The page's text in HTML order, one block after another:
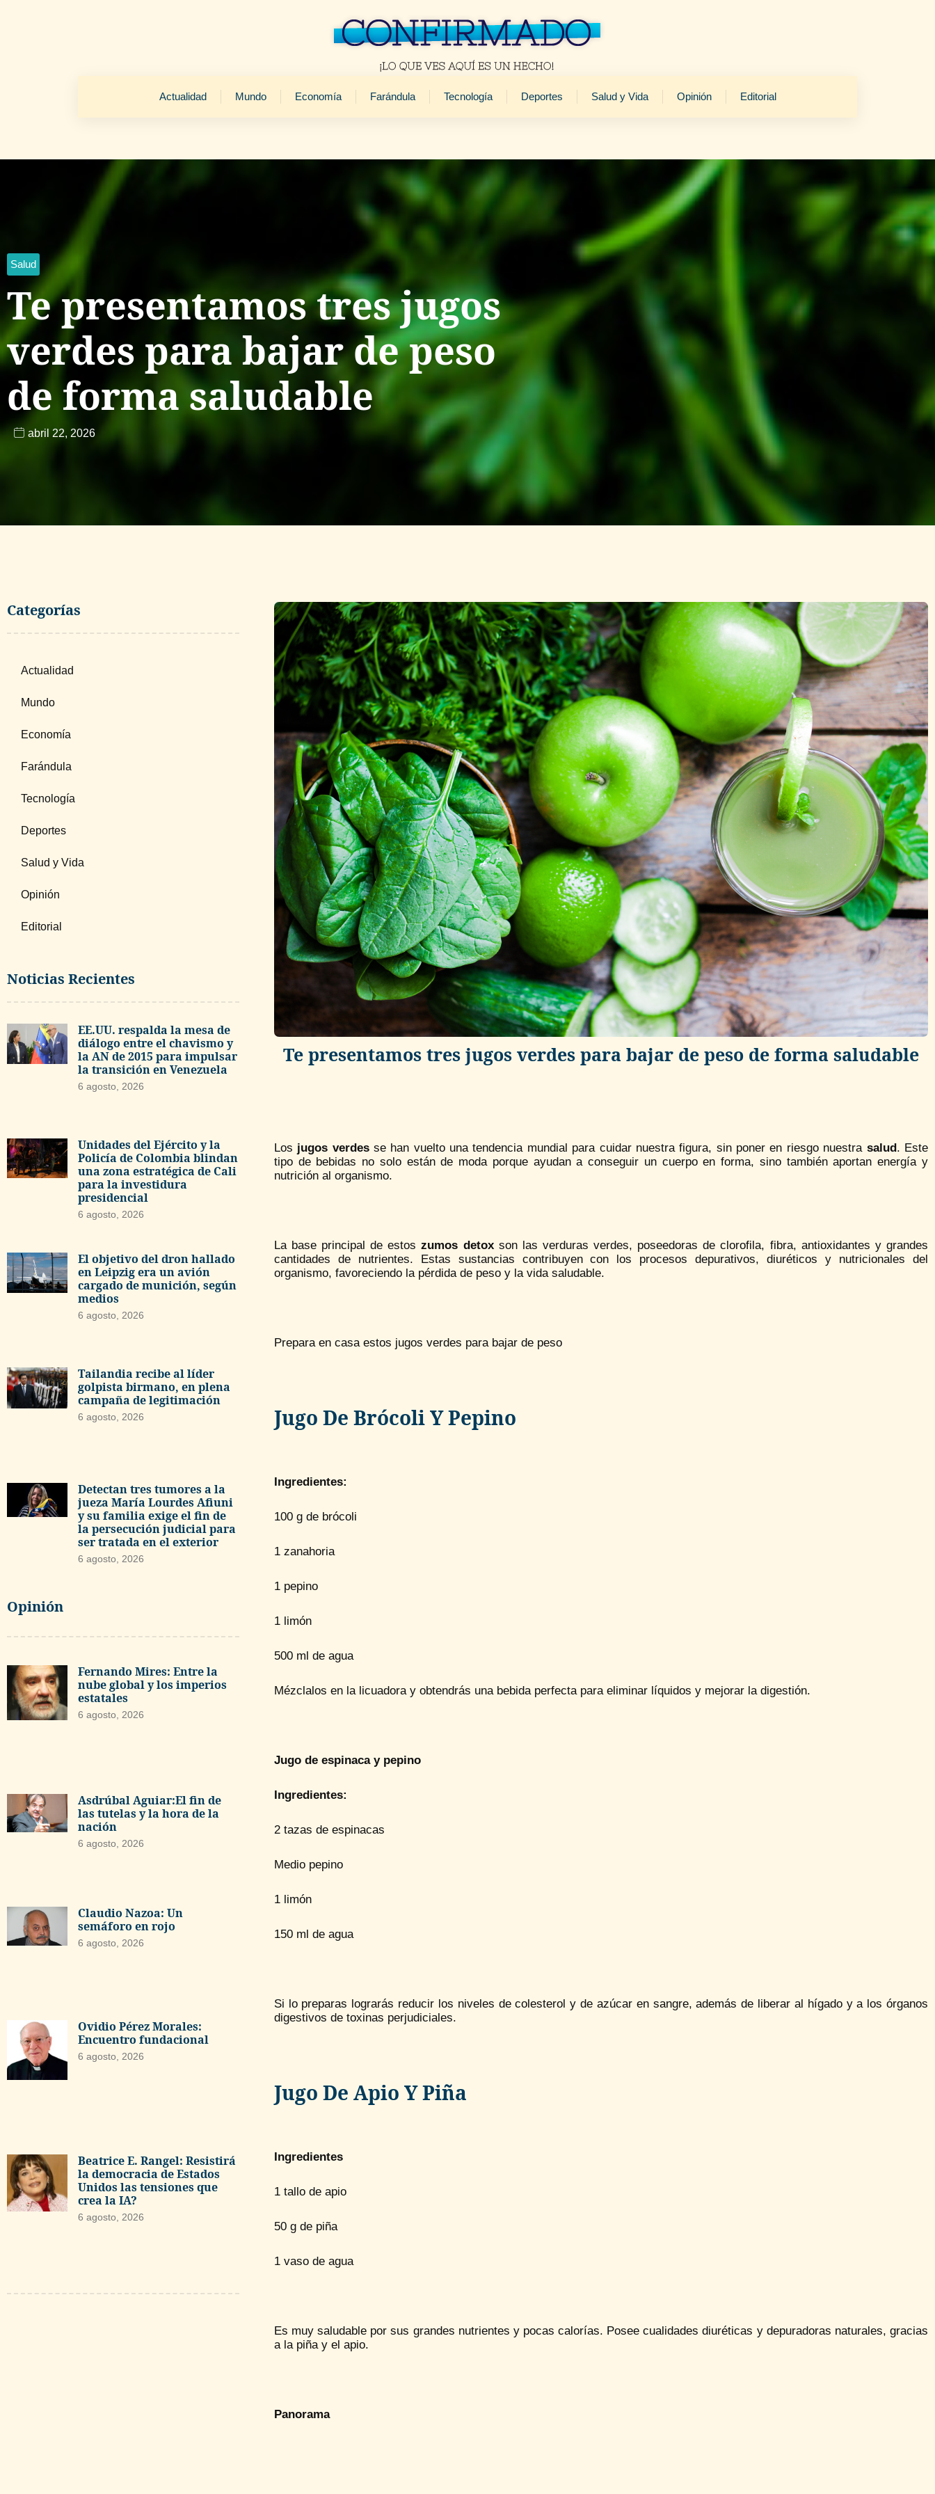
Actualidad Mundo Economía Farándula Tecnología Deportes Salud y Vida Opinión Editorial
Salud
Te presentamos tres jugos
verdes para bajar de peso
de forma saludable
abril 22, 2026
Categorías
Actualidad
Mundo
Economía
Farándula
Tecnología
Deportes
Salud y Vida
Opinión
Editorial
Noticias Recientes
EE.UU. respalda la mesa de
diálogo entre el chavismo y
la AN de 2015 para impulsar
la transición en Venezuela
6 agosto, 2026
Unidades del Ejército y la
Policía de Colombia blindan
una zona estratégica de Cali
para la investidura
presidencial
6 agosto, 2026
El objetivo del dron hallado
en Leipzig era un avión
cargado de munición, según
medios
6 agosto, 2026
Tailandia recibe al líder
golpista birmano, en plena
campaña de legitimación
6 agosto, 2026
Detectan tres tumores a la
jueza María Lourdes Afiuni
y su familia exige el fin de
la persecución judicial para
ser tratada en el exterior
6 agosto, 2026
Opinión
Fernando Mires: Entre la
nube global y los imperios
estatales
6 agosto, 2026
Asdrúbal Aguiar:El fin de
las tutelas y la hora de la
nación
6 agosto, 2026
Claudio Nazoa: Un
semáforo en rojo
6 agosto, 2026
Ovidio Pérez Morales:
Encuentro fundacional
6 agosto, 2026
Beatrice E. Rangel: Resistirá
la democracia de Estados
Unidos las tensiones que
crea la IA?
6 agosto, 2026
Te presentamos tres jugos verdes para bajar de peso de forma saludable
Los jugos verdes se han vuelto una tendencia mundial para cuidar nuestra figura, sin poner en riesgo nuestrasalud. Este
tipo de bebidas no solo están de moda porque ayudan a conseguir un cuerpo en forma, sino también aportan energía y
nutrición al organismo.
La base principal de estoszumos detoxson las verduras verdes, poseedoras de clorofila, fibra, antioxidantes y grandes
cantidades de nutrientes. Estas sustancias contribuyen con los procesos depurativos, diuréticos y nutricionales del
organismo, favoreciendo la pérdida de peso y la vida saludable.
Prepara en casa estos jugos verdes para bajar de peso
Jugo De Brócoli Y Pepino
Ingredientes:
100 g de brócoli
1 zanahoria
1 pepino
1 limón
500 ml de agua
Mézclalos en la licuadora y obtendrás una bebida perfecta para eliminar líquidos y mejorar la digestión.
Jugo de espinaca y pepino
Ingredientes:
2 tazas de espinacas
Medio pepino
1 limón
150 ml de agua
Si lo preparas lograrás reducir los niveles de colesterol y de azúcar en sangre, además de liberar al hígado y a los órganos
digestivos de toxinas perjudiciales.
Jugo De Apio Y Piña
Ingredientes
1 tallo de apio
50 g de piña
1 vaso de agua
Es muy saludable por sus grandes nutrientes y pocas calorías. Posee cualidades diuréticas y depuradoras naturales, gracias
a la piña y el apio.
Panorama